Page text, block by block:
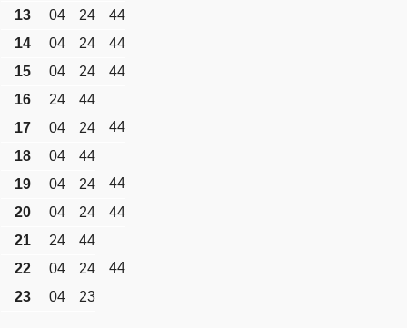
13
04 24
44
14
04 24
44
15
04 24
44
16
24
44
17
04 24
44
18
04
44
19
04 24
44
20
04 24
44
21
24
44
22
04 24
44
23
04 23